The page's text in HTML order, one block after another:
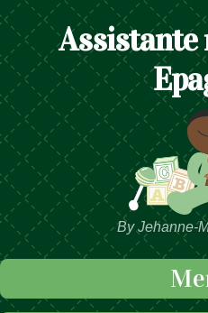
Assistante
By Jehanne-